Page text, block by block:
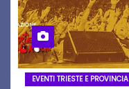
EVENTI TRIESTE E PROVINCIA